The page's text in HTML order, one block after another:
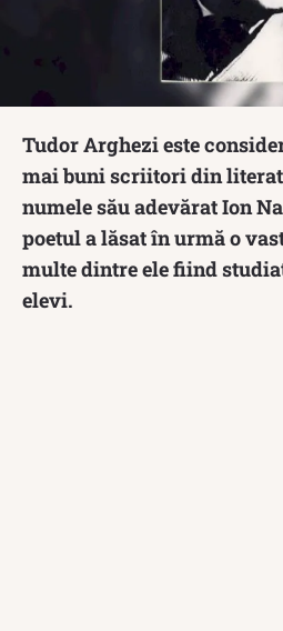
Tudor Arghezi este
mai buni scriitori din
numele său adevărat Ion
poetul a lăsat în urmă o
multe dintre ele fiind
elevi.